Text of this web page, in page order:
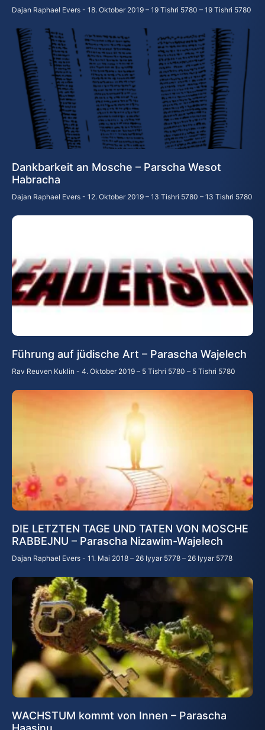
Dajan Raphael Evers 18. Oktober 2019 – 19 Tishri 5780 – 19 Tishri 5780
Dankbarkeit an Mosche – Parscha Wesot
Habracha
Dajan Raphael Evers 12. Oktober 2019 – 13 Tishri 5780 – 13 Tishri 5780
Führung auf jüdische Art – Parascha Wajelech
Rav Reuven Kuklin 4. Oktober 2019 – 5 Tishri 5780 – 5 Tishri 5780
DIE LETZTEN TAGE UND TATEN VON MOSCHE
RABBEJNU – Parascha Nizawim-Wajelech
Dajan Raphael Evers 11. Mai 2018 – 26 Iyyar 5778 – 26 Iyyar 5778
WACHSTUM kommt von Innen – Parascha